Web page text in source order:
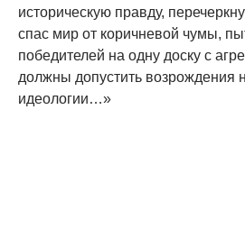
историческую правду,
спас мир от коричневой чумы,
победителей на одну доску с
должны допустить возрождения
идеологии…»